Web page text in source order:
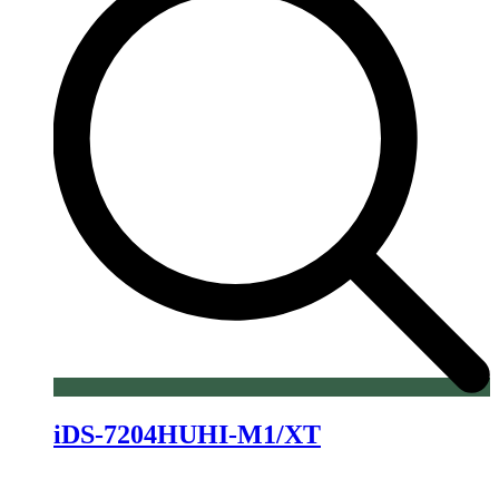
iDS-7204HUHI-M1/XT